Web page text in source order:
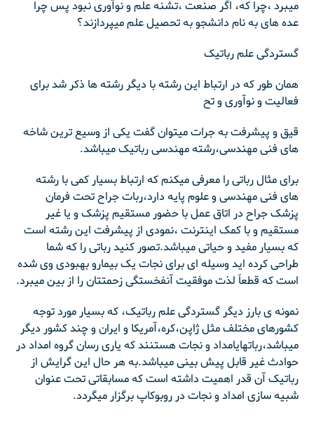
میبرد ،چرا که، اگر صنعت ،تشنه علم و نوآوری نبود پس چرا
عده های به نام دانشجو به تحصیل علم میپردازند؟
گستردگی علم رباتیک
همان طور که در ارتباط این رشته با دیگر رشته ها ذکر شد برای
فعالیت و نوآوری و تح
قیق و پیشرفت به جرات میتوان گفت یکی از وسیع ترین شاخه
های فنی مهندسی،رشته مهندسی رباتیک میباشد.
برای مثال رباتی را معرفی میکنم که ارتباط بسیار کمی با رشته
های فنی مهندسی و علوم پایه دارد،ربات جراح تحت فرمان
پزشک جراح در اتاق عمل با حضور مستقیم پزشک و یا غیر
مستقیم و با کمک اینترنت ،نمودی از پیشرفت این رشته است
که بسیار مفید و حیاتی میباشد.تصور کنید رباتی را که شما
طراحی کرده اید وسیله ای برای نجات یک بیمارو بهبودی وی شده
است که قطعاَ لذت موفقیت آنفخستگی زحمتتان را از بین میبرد.
نمونه ی بارز دیگر گستردگی علم رباتیک، که بسیار مورد توجه
کشورهای مختلف مثل ژاپن،کره،آمریکا و ایران و چند کشور دیگر
میباشد،رباتهایامداد و نجات هستنند که یاری رسان گروه امداد در
حوادث غیر قابل پیش بینی میباشد.به هر حال این گرایش از
رباتیک آن قدر اهمیت داشته است که مسابقاتی تحت عنوان
شبیه سازی امداد و نجات در روبوکاپ برگزار میگردد.